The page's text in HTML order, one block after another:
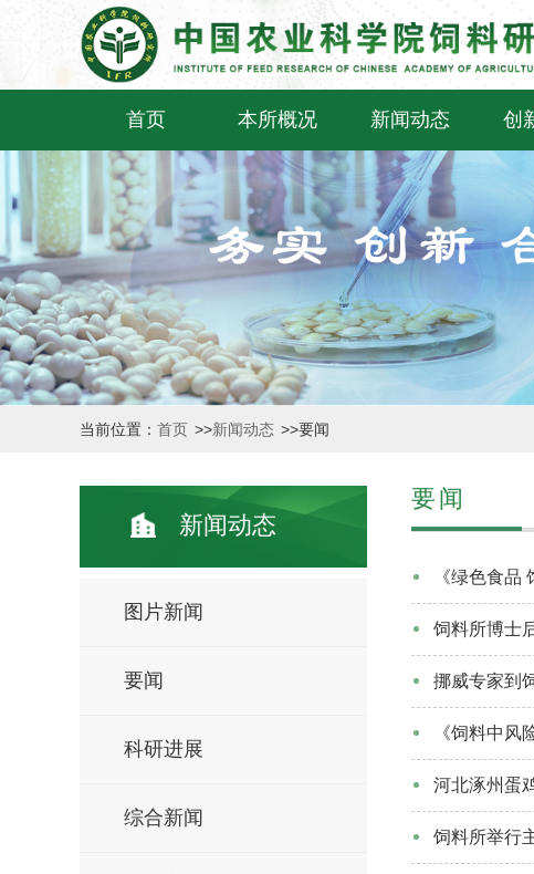
首页 本所概况 新闻动态 创
当前位置： 首页 >>新闻动态 >>要闻
新闻动态
图片新闻
要闻
科研进展
综合新闻
要闻
《绿色食品
饲料所博士
挪威专家到
《饲料中
河北涿州蛋
饲料所举行